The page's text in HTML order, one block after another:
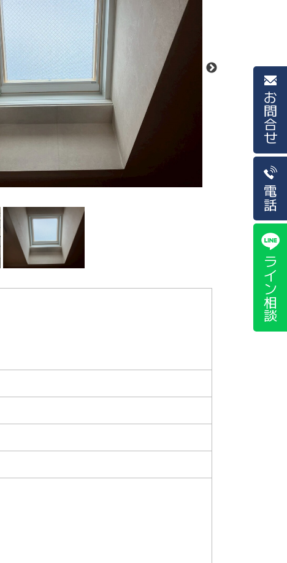
お問合せ
電話
ライン相談